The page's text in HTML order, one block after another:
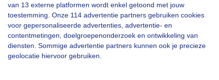
van 13 externe platformen wordt enkel getoond met jouw
toestemming. Onze 114 advertentie partners gebruiken cookies
voor gepersonaliseerde advertenties, advertentie- en
contentmetingen, doelgroepenonderzoek en ontwikkeling van
diensten. Sommige advertentie partners kunnen ook je precieze
geolocatie hiervoor gebruiken.
Over Buienradar
Bedrijfsgegevens